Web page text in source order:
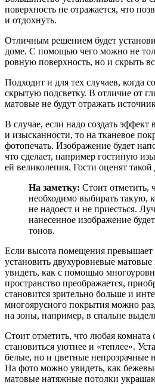
поверхность не отражается, что
и отдохнуть.
Отличным решением будет
доме. С помощью чего можно не
ровную поверхность, но и скрыть
Подходит и для тех случаев, когда
скрытую подсветку. В отличие от
матовые не будут отражать
В случае, если надо создать эффект
и изысканности, то на тканевое
фотопечать. Изображение будет
что сделает, например гостиную
ей великолепия. Гости оценят
На заметку: Стоит отметить,
необходимо выбирать такую,
не надоест и не приесться.
нанесенное изображение
тонов.
Если высота помещения
установить двухуровневые
увидеть, как с помощью
пространство преображается,
становится зрительно больше и
многоярусного покрытия можно
на зоны, например, в спальне
Стоит отметить, что любая
становиться уютнее и «теплее».
белые, но и цветные непрозрачные
На фото можно увидеть, как
матовые натяжные потолки